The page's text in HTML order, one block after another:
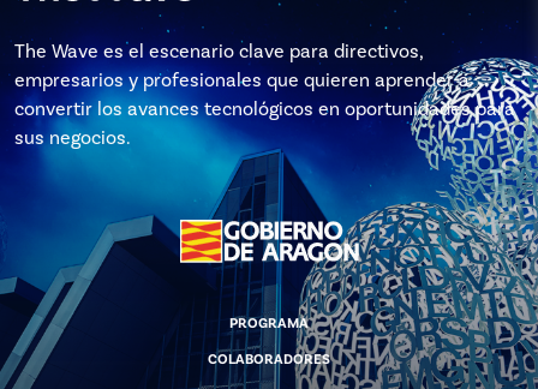
The Wave es el escenario clave para directivos,
empresarios y profesionales que quieren aprender a
convertir los avances tecnológicos en oportunidades para
sus negocios.
PROGRAMA
COLABORADORES